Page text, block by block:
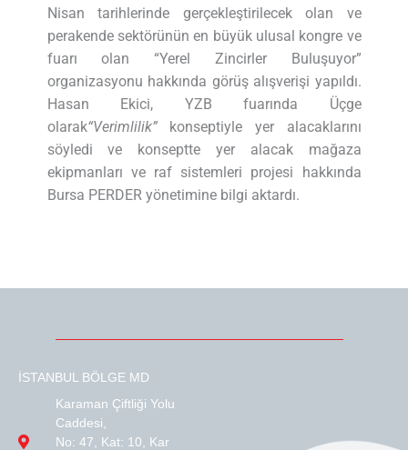
Nisan tarihlerinde gerçekleştirilecek olan ve
perakende sektörünün en büyük ulusal kongre ve
fuarı olan “Yerel Zincirler Buluşuyor”
organizasyonu hakkında görüş alışverişi yapıldı.
Hasan Ekici, YZB fuarında Üçge
olarak“Verimlilik”konseptiyle yer alacaklarını
söyledi ve konseptte yer alacak mağaza
ekipmanları ve raf sistemleri projesi hakkında
Bursa PERDER yönetimine bilgi aktardı.
İSTANBUL BÖLGE MD
Karaman Çiftliği Yolu
Caddesi,
No: 47, Kat: 10, Kar